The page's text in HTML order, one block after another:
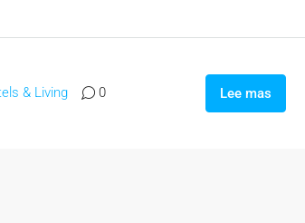
& Living 0 Lee mas